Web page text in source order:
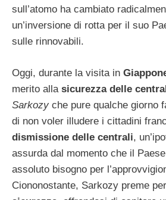
sull’atomo ha cambiato
un’inversione di rotta per il suo
sulle rinnovabili.
Oggi, durante la visita in
merito alla sicurezza delle
Sarkozy che pure qualche giorno
di non voler illudere i cittadini
dismissione delle centrali,
assurda dal momento che il
assoluto bisogno per
Ciononostante, Sarkozy preme